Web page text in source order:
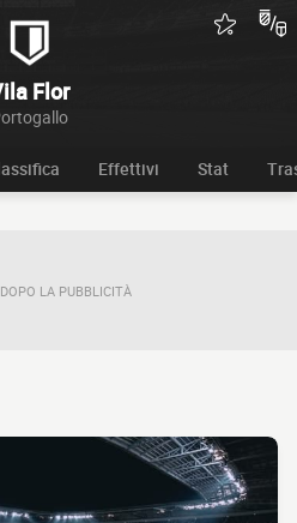
Flor
Effettivi Stat
LA PUBBLICITÀ